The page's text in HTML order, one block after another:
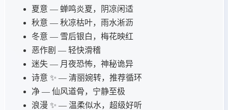
夏意 — 蝉鸣炎夏，阴凉闲适
秋意 — 秋凉枯叶，雨水淅沥
冬意 — 雪后银白，梅花映红
恶作剧 — 轻快滑稽
迷失 — 月夜恐怖，神秘诡异
诗意 ✨ — 清丽婉转，推荐循环
净 — 仙风道骨，宁静至极
浪漫 ✨ — 温柔似水，超级好听